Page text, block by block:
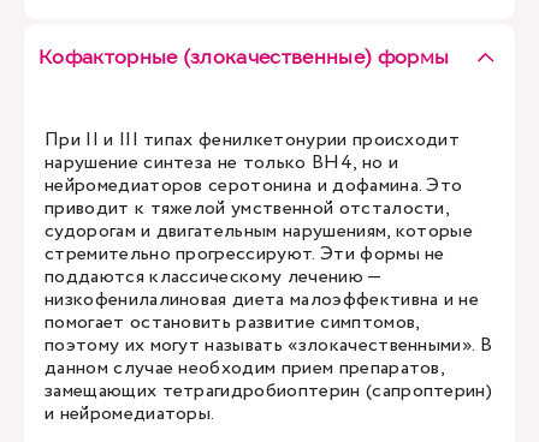
Кофакторные (злокачественные) формы
При II и III типах фенилкетонурии происходит
нарушение синтеза не только BH4, но и
нейромедиаторов серотонина и дофамина. Это
приводит к тяжелой умственной отсталости,
судорогам и двигательным нарушениям, которые
стремительно прогрессируют. Эти формы не
поддаются классическому лечению —
низкофенилалиновая диета малоэффективна и не
помогает остановить развитие симптомов,
поэтому их могут называть «злокачественными». В
данном случае необходим прием препаратов,
замещающих тетрагидробиоптерин (сапроптерин)
и нейромедиаторы.